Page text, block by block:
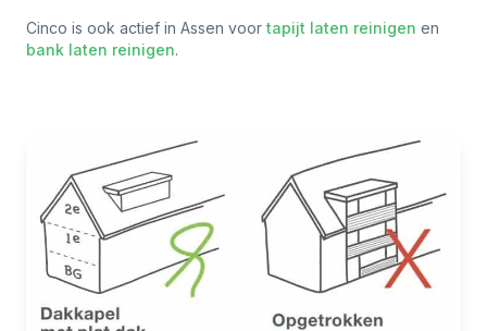
Cinco is ook actief in Assen voor tapijt laten reinigen en
bank laten reinigen.